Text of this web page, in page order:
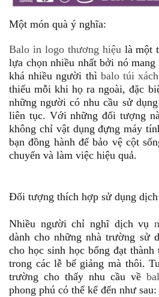
Một món quà ý nghĩa:
Balo in logo thương hiệulà một
lựa chọn nhiều nhất bởi nó
khá nhiều người thì balo túi xách
thiếu mỗi khi họ ra ngoài, đặc
những người có nhu cầu sử
liên tục. Với những đối tượng
không chỉ vật dụng đựng máy
bạn đồng hành để bảo vệ cột
chuyển và làm việc hiệu quả.
Đối tượng thích hợp sử dụng
Nhiều người chỉ nghĩ dịch vụ
dành cho những nhà trường sử
cho học sinh học bổng đạt
trong các lễ bế giảng mà thôi.
trường cho thấy nhu cầu về
phong phú có thể kể đến như sau: